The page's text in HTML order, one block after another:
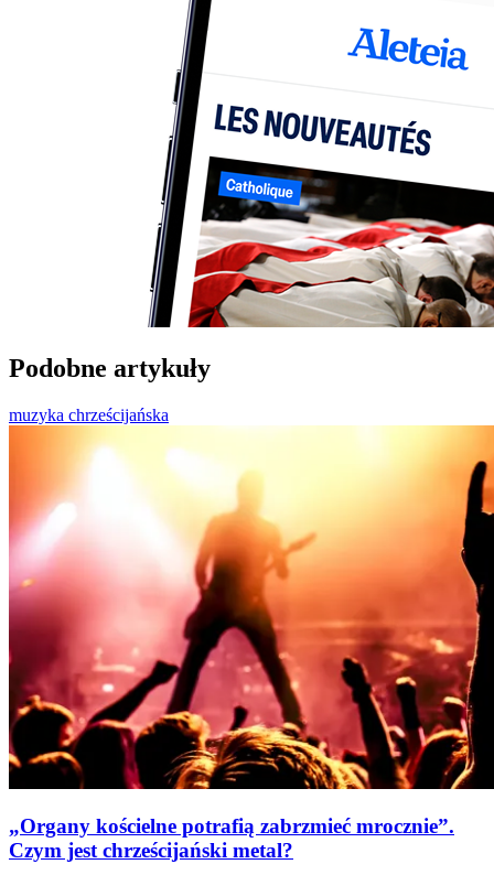
Podobne artykuły
muzyka chrześcijańska
„Organy kościelne potrafią zabrzmieć mrocznie”.
Czym jest chrześcijański metal?